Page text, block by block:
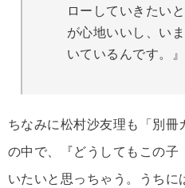
ローしていきたい
が心地いいし、い
いているんです。』
ちなみに松村沙友理も「別冊
の中で、『どうしてもこの子
いたいと思っちゃう。うちに